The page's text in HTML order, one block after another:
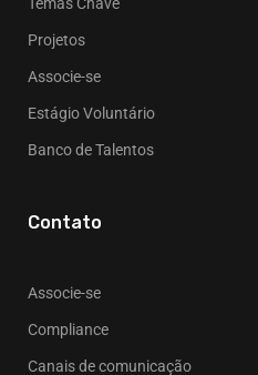
Projetos
Associe-se
Estágio Voluntário
Banco de Talentos
Contato
Associe-se
Compliance
Canais de comunicação